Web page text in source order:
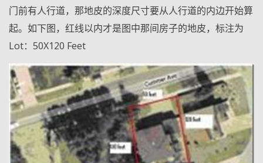
门前有人行道，那地皮的深度尺寸要从人行道的内边开始算
起。如下图，红线以内才是图中那间房子的地皮，标注为
Lot：50X120 Feet